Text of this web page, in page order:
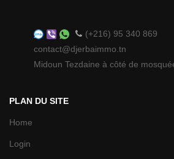
(+216) 95 340 869
contact@djerbaimmo.tn
Midoun Tezdaine à côté de
PLAN DU SITE
Home
Login